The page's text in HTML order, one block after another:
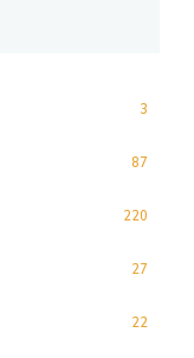
3
87
220
27
22